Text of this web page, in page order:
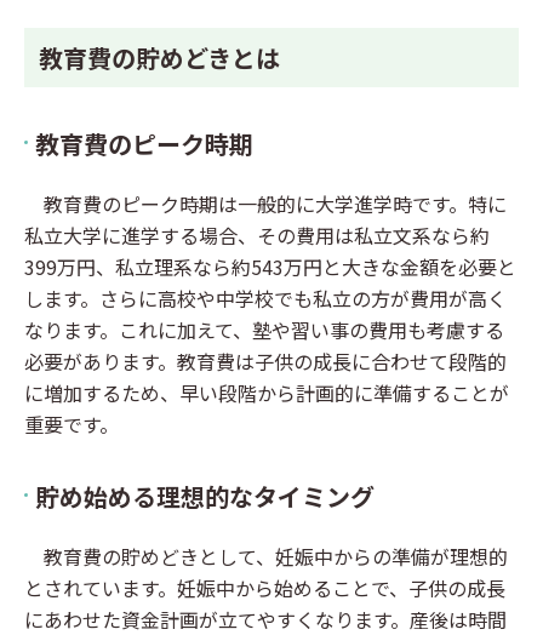
教育費の貯めどきとは
教育費のピーク時期
教育費のピーク時期は一般的に大学進学時です。特に
私立大学に進学する場合、その費用は私立文系なら約
399万円、私立理系なら約543万円と大きな金額を必要と
します。さらに高校や中学校でも私立の方が費用が高く
なります。これに加えて、塾や習い事の費用も考慮する
必要があります。教育費は子供の成長に合わせて段階的
に増加するため、早い段階から計画的に準備することが
重要です。
貯め始める理想的なタイミング
教育費の貯めどきとして、妊娠中からの準備が理想的
とされています。妊娠中から始めることで、子供の成長
にあわせた資金計画が立てやすくなります。産後は時間